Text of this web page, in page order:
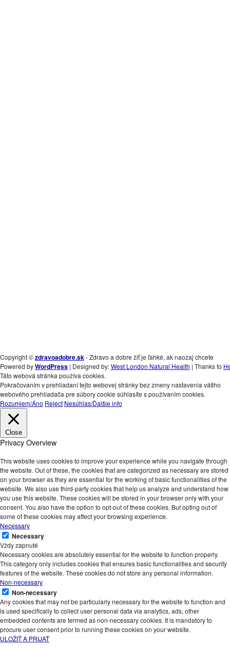
Copyright ©zdravoadobre.sk- Zdravo a dobre žiť je ľahké, ak naozaj chcete
Powered byWordPress | Designed by:West London Natural Health | Thanks to
Táto webová stránka používa cookies.
Pokračovaním v prehliadaní tejto webovej stránky bez zmeny nastavenia vášho
webového prehliadača pre súbory cookie súhlasíte s používaním cookies.
Rozumiem/Áno Reject Nesúhlas/Ďalšie info
Close
Privacy Overview
This website uses cookies to improve your experience while you navigate through
the website. Out of these, the cookies that are categorized as necessary are stored
on your browser as they are essential for the working of basic functionalities of the
website. We also use third-party cookies that help us analyze and understand how
you use this website. These cookies will be stored in your browser only with your
consent. You also have the option to opt-out of these cookies. But opting out of
some of these cookies may affect your browsing experience.
Necessary
Necessary
Vždy zapnuté
Necessary cookies are absolutely essential for the website to function properly.
This category only includes cookies that ensures basic functionalities and security
features of the website. These cookies do not store any personal information.
Non-necessary
Non-necessary
Any cookies that may not be particularly necessary for the website to function and
is used specifically to collect user personal data via analytics, ads, other
embedded contents are termed as non-necessary cookies. It is mandatory to
procure user consent prior to running these cookies on your website.
ULOŽIŤ A PRIJAŤ